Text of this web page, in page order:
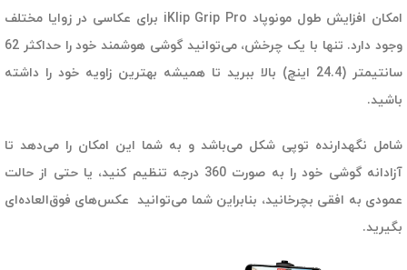
امکان افزایش طول مونوپاد iKlip Grip Pro برای عکاسی در زوایا مختلف
وجود دارد. تنها با یک چرخش، می‌توانید گوشی هوشمند خود را حداکثر 62
سانتیمتر (24.4 اینچ) بالا ببرید تا همیشه بهترین زاویه خود را داشته
باشید.
شامل نگهدارنده توپی شکل می‌باشد و به شما این امکان را می‌دهد تا
آزادانه گوشی خود را به صورت 360 درجه تنظیم کنید، یا حتی از حالت
عمودی به افقی بچرخانید، بنابراین شما می‌توانید عکس‌های فوق‌العاده‌ای
بگیرید.